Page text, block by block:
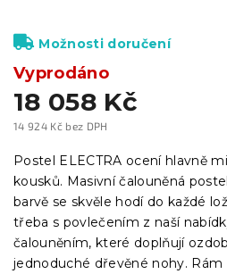
18 058 Kč
14 924 Kč bez DPH
cena:
Vyprodáno
Možnosti doručení
Postel ELECTRA ocení hlavně
kousků. Masivní čalouněná
barvě se skvěle hodí do každé
třeba s povlečením z naší
čalouněním, které doplňují
jednoduché dřevěné nohy.